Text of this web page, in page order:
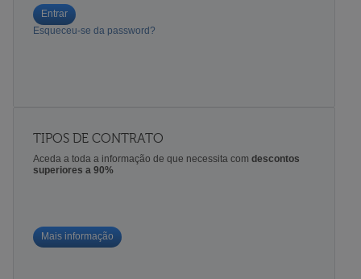
Entrar
Esqueceu-se da password?
TIPOS DE CONTRATO
Aceda a toda a informação de que necessita com descontos
superiores a 90%
Mais informação